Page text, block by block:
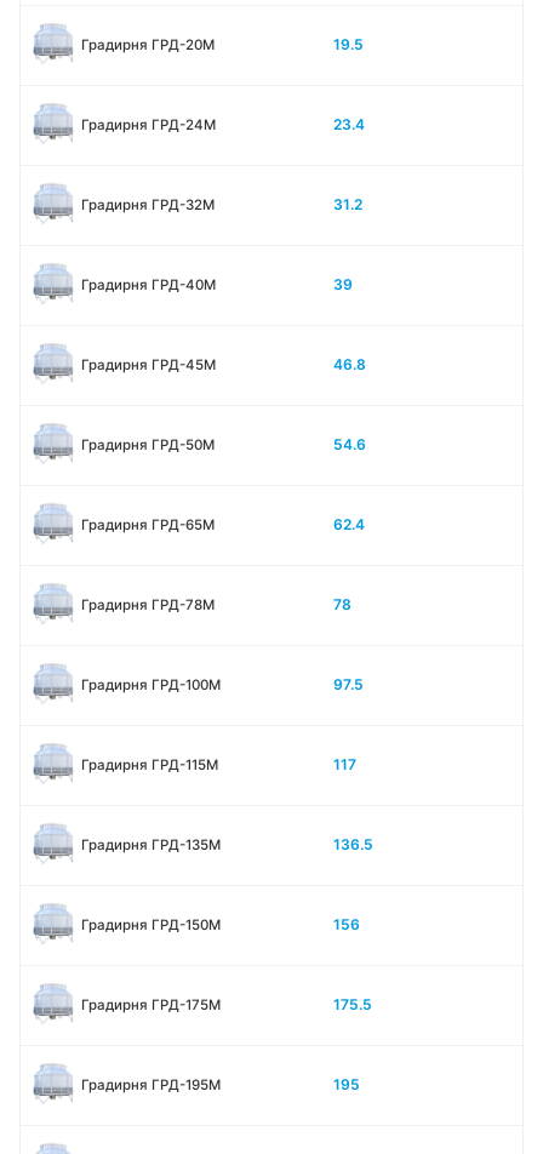
Градирня ГРД-20М 19.5
Градирня ГРД-24М 23.4
Градирня ГРД-32М 31.2
Градирня ГРД-40М 39
Градирня ГРД-45М 46.8
Градирня ГРД-50М 54.6
Градирня ГРД-65М 62.4
Градирня ГРД-78М 78
Градирня ГРД-100М 97.5
Градирня ГРД-115М 117
Градирня ГРД-135М 136.5
Градирня ГРД-150М 156
Градирня ГРД-175М 175.5
Градирня ГРД-195М 195